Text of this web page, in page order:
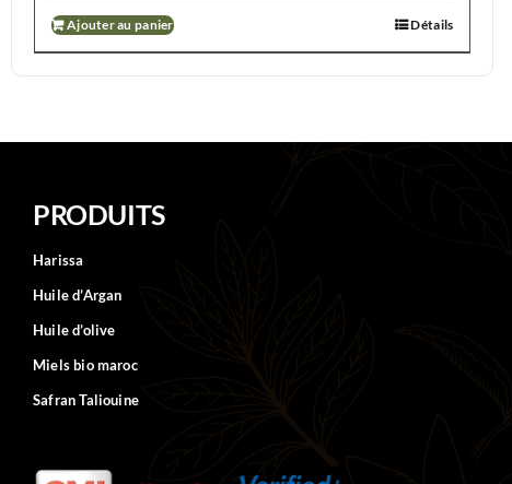
Ajouter au panier Détails
PRODUITS
Harissa
Huile d’Argan
Huile d’olive
Miels bio maroc
Safran Taliouine